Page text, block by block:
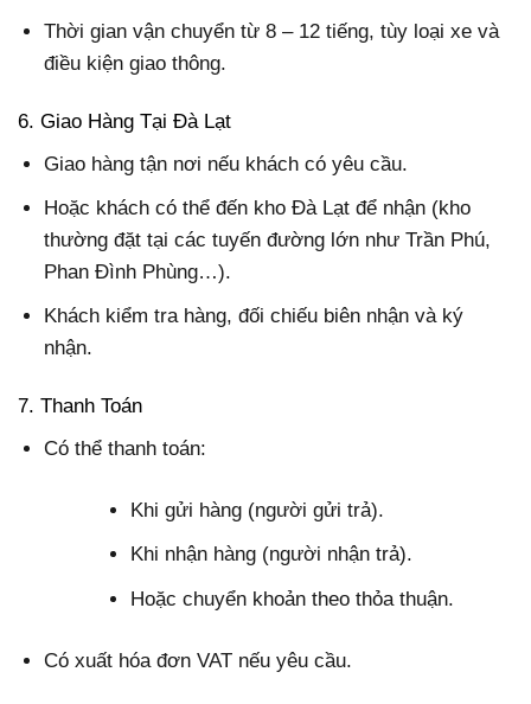
Thời gian vận chuyển từ 8 – 12 tiếng, tùy loại xe và
điều kiện giao thông.
6. Giao Hàng Tại Đà Lạt
Giao hàng tận nơi nếu khách có yêu cầu.
Hoặc khách có thể đến kho Đà Lạt để nhận (kho
thường đặt tại các tuyến đường lớn như Trần Phú,
Phan Đình Phùng…).
Khách kiểm tra hàng, đối chiếu biên nhận và ký
nhận.
7. Thanh Toán
Có thể thanh toán:
Khi gửi hàng (người gửi trả).
Khi nhận hàng (người nhận trả).
Hoặc chuyển khoản theo thỏa thuận.
Có xuất hóa đơn VAT nếu yêu cầu.